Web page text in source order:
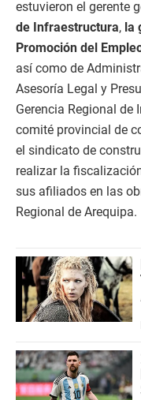
estuvieron el gerente
de Infraestructura, la
Promoción del
así como de
Asesoría Legal y
Gerencia Regional de
comité provincial de
el sindicato de
realizar la
sus afiliados en las
Regional de Arequipa.